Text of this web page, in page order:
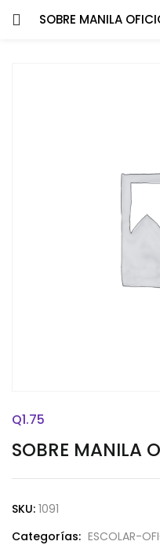
SOBRE MANILAENTRAR
SOBRE MANILA
Q1.75
SKU: 1091
Categorías: ESCOLAR-